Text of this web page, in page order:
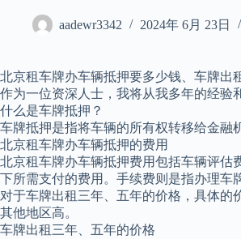
aadewr3342 2024年 6月 23日
北京租车牌办车辆抵押要多少钱、车牌出
作为一位资深人士，我将从我多年的经验
什么是车牌抵押？
车牌抵押是指将车辆的所有权转移给金融
北京租车牌办车辆抵押的费用
北京租车牌办车辆抵押费用包括车辆评估
下所需支付的费用。手续费则是指办理车
对于车牌出租三年、五年的价格，具体
其他地区高。
车牌出租三年、五年的价格